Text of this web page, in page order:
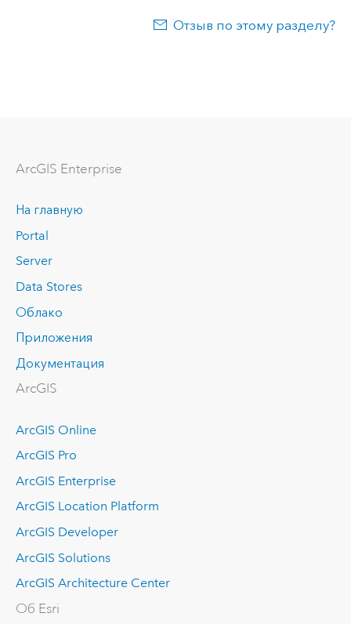
Отзыв по этому разделу?
ArcGIS Enterprise
На главную
Portal
Server
Data Stores
Облако
Приложения
Документация
ArcGIS
ArcGIS Online
ArcGIS Pro
ArcGIS Enterprise
ArcGIS Location Platform
ArcGIS Developer
ArcGIS Solutions
ArcGIS Architecture Center
Об Esri